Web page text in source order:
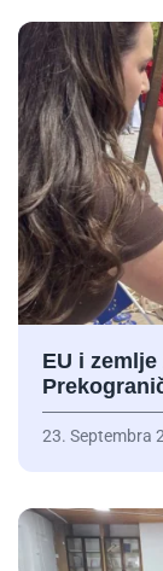
EU i
23. Septembra